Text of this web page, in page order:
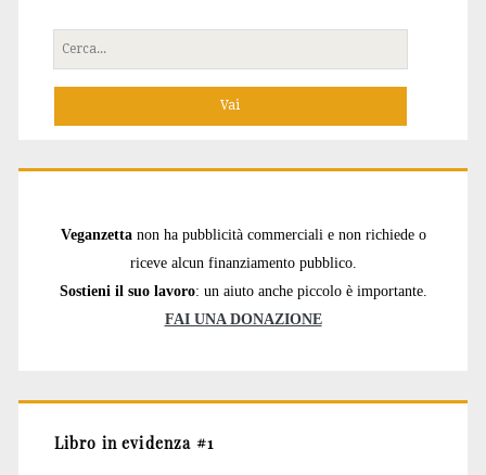
Cerca
per:
Veganzetta non ha pubblicità commerciali e non richiede o
riceve alcun finanziamento pubblico.
Sostieni il suo lavoro: un aiuto anche piccolo è importante.
FAI UNA DONAZIONE
Libro in evidenza #1